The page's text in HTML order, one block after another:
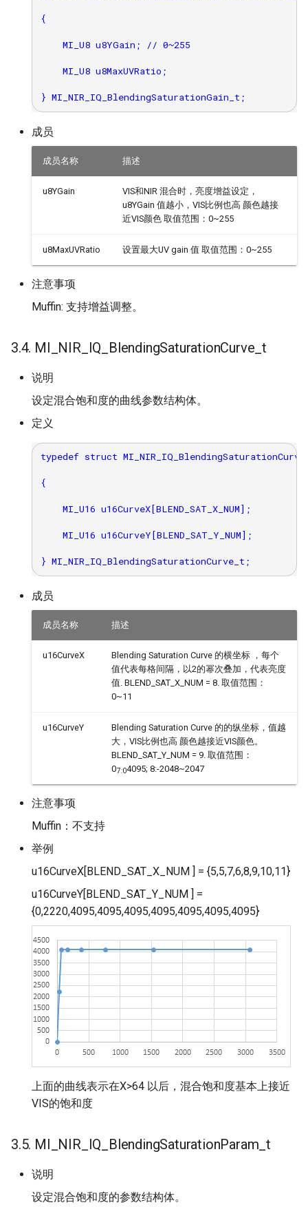
{
    MI_U8 u8YGain; // 0~255
    MI_U8 u8MaxUVRatio;
成员
成员名称 描述
u8YGain
VIS和NIR 混合时，亮度增益设定，
u8YGain 值越小，VIS比例也高 颜色越接
近VIS颜色 取值范围：0~255
u8MaxUVRatio 设置最大UV gain 值 取值范围：0~255
注意事项
Muffin: 支持增益调整。
3.4. MI_NIR_IQ_BlendingSaturationCurve_t
说明
设定混合饱和度的曲线参数结构体。
定义
typedef struct
{
​    MI_U16 u16CurveX[BLEND_SAT_X_NUM];
​    MI_U16 u16CurveY[BLEND_SAT_Y_NUM];
成员
成员名称 描述
u16CurveX
Blending Saturation Curve 的横坐标 ，每个
值代表每格间隔，以2的幂次叠加，代表亮度
值. BLEND_SAT_X_NUM = 8. 取值范围：
0~11
u16CurveY
Blending Saturation Curve 的的纵坐标，值越
大，VIS比例也高 颜色越接近VIS颜色。
BLEND_SAT_Y_NUM = 9. 取值范围：
07:04095; 8:-2048~2047
注意事项
Muffin：不支持
举例
u16CurveX[BLEND_SAT_X_NUM ] = {5,5,7,6,8,9,10,11}
u16CurveY[BLEND_SAT_Y_NUM ] =
{0,2220,4095,4095,4095,4095,4095,4095,4095}
上面的曲线表示在X>64 以后，混合饱和度基本上接近
VIS的饱和度
3.5. MI_NIR_IQ_BlendingSaturationParam_t
说明
设定混合饱和度的参数结构体。